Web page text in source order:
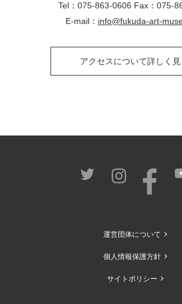
Tel：075-863-0606 Fax：075-
E-mail： info@fukuda-art-
アクセスについて詳しく見
運営団体について
個人情報保護方針
サイトポリシー